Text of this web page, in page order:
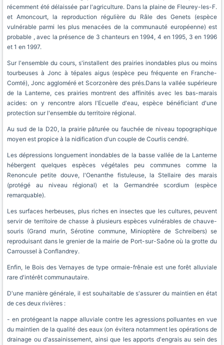
récemment été délaissée par l'agriculture. Dans la plaine de Fleurey-les-F.
et Amoncourt, la reproduction régulière du Râle des Genets (espèce
vulnérable parmi les plus menacées de la communauté européenne) est
probable , avec la présence de 3 chanteurs en 1994, 4 en 1995, 3 en 1996
et 1 en 1997.
Sur l'ensemble du cours, s'installent des prairies inondables plus ou moins
tourbeuses à Jonc à tépales aigus (espèce peu fréquente en Franche-
Comté), Jonc aggloméré et Scorzonère des prés.Dans la vallée supérieure
de la Lanterne, ces prairies montrent des affinités avec les bas-marais
acides: on y rencontre alors l'Ecuelle d'eau, espèce bénéficiant d'une
protection sur l'ensemble du territoire régional.
Au sud de la D20, la prairie pâturée ou fauchée de niveau topographique
moyen est propice à la nidification d'un couple de Courlis cendré.
Les dépressions longuement inondables de la basse vallée de la Lanterne
hébergent quelques espèces végétales peu communes comme la
Renoncule petite douve, l'Oenanthe fistuleuse, la Stellaire des marais
(protégé au niveau régional) et la Germandrée scordium (espèce
remarquable).
Les surfaces herbeuses, plus riches en insectes que les cultures, peuvent
servir de territoire de chasse à plusieurs espèces vulnérables de chauve-
souris (Grand murin, Sérotine commune, Minioptère de Schreibers) se
reproduisant dans le grenier de la mairie de Port-sur-Saône où la grotte du
Carroussel à Conflandrey.
Enfin, le Bois des Vernayes de type ormaie-frênaie est une forêt alluviale
rare d'intérêt communautaire.
D'une manière générale, il est souhaitable de s'assurer du maintien en état
de ces deux rivières :
- en protégeant la nappe alluviale contre les agressions polluantes en vue
du maintien de la qualité des eaux (on évitera notamment les opérations de
drainage ou d'assainissement, ainsi que les apports d'engrais au sein des